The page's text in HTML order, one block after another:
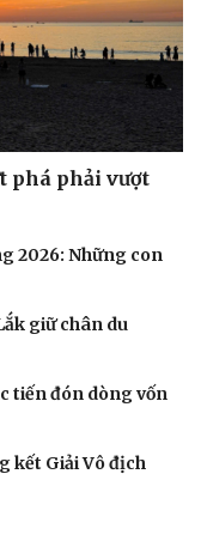
phá phải vượt
2026: Những con
giữ chân du
tiến đón dòng vốn
kết Giải Vô địch